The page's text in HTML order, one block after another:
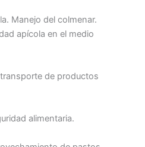
Manejo del colmenar.
apícola en el medio
de productos
alimentaria.